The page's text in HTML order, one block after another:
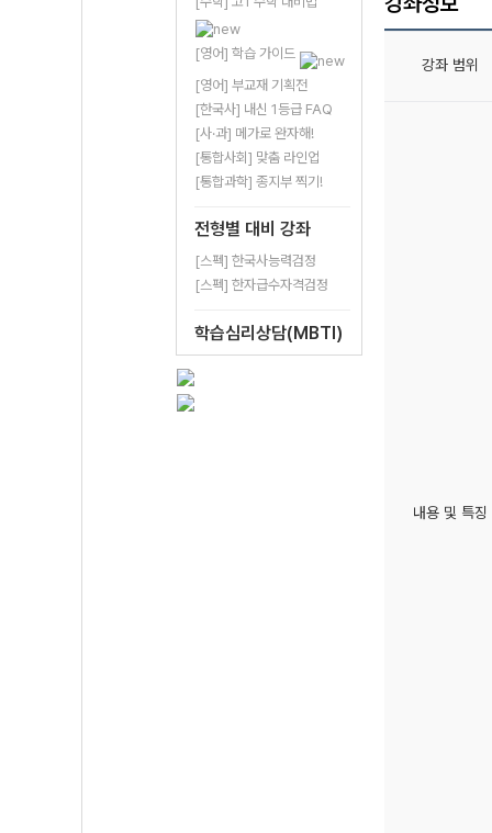
[영어] 학습 가이드
[영어] 부교재 기획전
[한국사] 내신 1등급 FAQ
[사·과] 메가로 완자해!
[통합사회] 맞춤 라인업
[통합과학] 종지부 찍기!
전형별 대비 강좌
[스펙] 한국사능력검정
[스펙] 한자급수자격검정
학습심리상담(MBTI)
강좌 범위
내용 및 특징